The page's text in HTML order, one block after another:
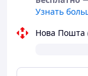
цифровой код.
курьер не
Узнать
Нова Пошта